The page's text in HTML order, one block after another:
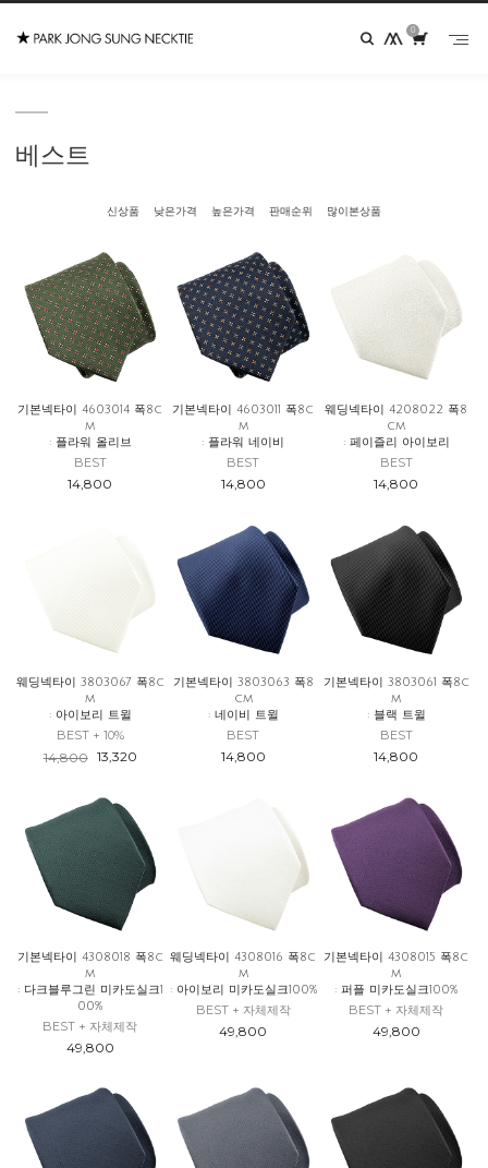
0
베스트
신상품 낮은가격 높은가격 판매순위 많이본상품
기본넥타이 4603014 폭8c
m
: 플라워 올리브
BEST
14,800
기본넥타이 4603011 폭8c
m
: 플라워 네이비
BEST
14,800
웨딩넥타이 4208022 폭8
cm
: 페이즐리 아이보리
BEST
14,800
웨딩넥타이 3803067 폭8c
m
: 아이보리 트윌
BEST + 10%
14,800 13,320
기본넥타이 3803063 폭8
cm
: 네이비 트윌
BEST
14,800
기본넥타이 3803061 폭8c
m
: 블랙 트윌
BEST
14,800
기본넥타이 4308018 폭8c
m
: 다크블루그린 미카도실크1
00%
BEST + 자체제작
49,800
웨딩넥타이 4308016 폭8c
m
: 아이보리 미카도실크100%
BEST + 자체제작
49,800
기본넥타이 4308015 폭8c
m
: 퍼플 미카도실크100%
BEST + 자체제작
49,800